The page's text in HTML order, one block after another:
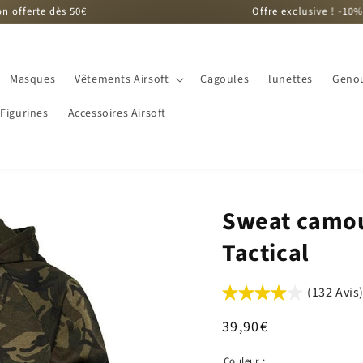
Offre exclusive ! -10% sur la
Masques Vêtements Airsoft Cagoules lunettes
Figurines Accessoires Airsoft
Sweat
Tactical
(132 Avis)
Prix
39,90€